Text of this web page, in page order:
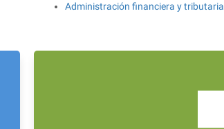
Administración financiera y tributaria